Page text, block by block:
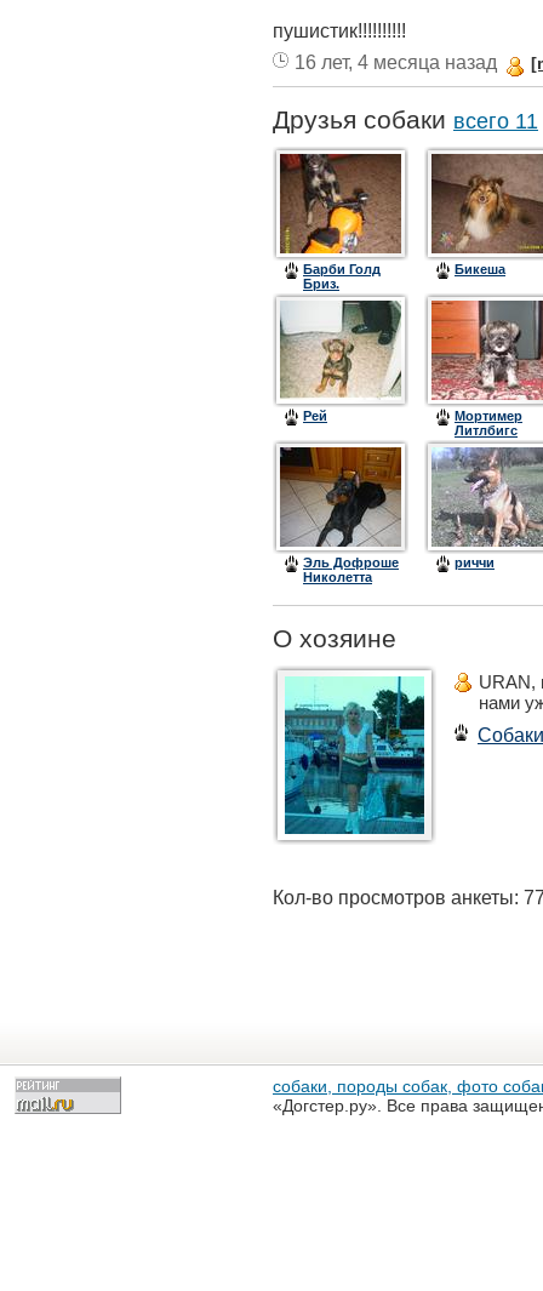
пушистик!!!!!!!!!!
16 лет, 4 месяца назад
Друзья собаки всего 11
Барби Голд
Бриз.
Бикеша
Рей
Мортимер
Литлбигс
Эль Дофроше
Николетта
риччи
О хозяине
URAN,
нами
Собаки
Кол-во просмотров анкеты:
собаки, породы собак, фото
«Догстер.ру». Все права